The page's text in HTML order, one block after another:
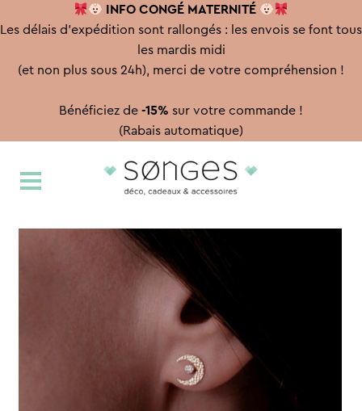
INFO CONGÉ MATERNITÉ
Les délais d'expédition sont rallongés : les envois se font tous
les mardis midi
(et non plus sous 24h), merci de votre compréhension !
Bénéficiez de -15% sur votre commande !
(Rabais automatique)
à
navigation
au